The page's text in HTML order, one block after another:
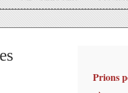
Prions